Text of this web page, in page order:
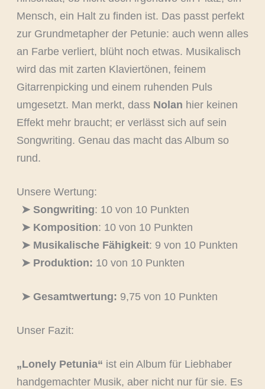
Mensch, ein Halt zu finden ist. Das passt perfekt
zur Grundmetapher der Petunie: auch wenn alles
an Farbe verliert, blüht noch etwas. Musikalisch
wird das mit zarten Klaviertönen, feinem
Gitarrenpicking und einem ruhenden Puls
umgesetzt. Man merkt, dass Nolan hier keinen
Effekt mehr braucht; er verlässt sich auf sein
Songwriting. Genau das macht das Album so
rund.
Unsere Wertung:
➤ Songwriting: 10 von 10 Punkten
➤ Komposition: 10 von 10 Punkten
➤ Musikalische Fähigkeit: 9 von 10 Punkten
➤ Produktion: 10 von 10 Punkten
➤ Gesamtwertung: 9,75 von 10 Punkten
Unser Fazit:
„Lonely Petunia“ ist ein Album für Liebhaber
handgemachter Musik, aber nicht nur für sie. Es